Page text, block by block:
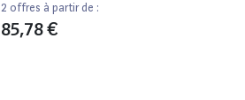
2 offres à partir de :
85,78 €